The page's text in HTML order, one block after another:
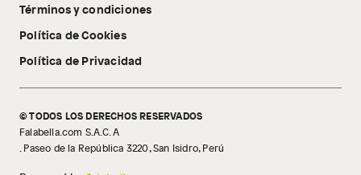
Tecnología Pillow Walk
Libro de reclamaciones
Términos y condiciones
Política de Cookies
Política de Privacidad
© TODOS LOS DERECHOS RESERVADOS
Falabella.com S.A.C. A
. Paseo de la República 3220, San Isidro, Perú